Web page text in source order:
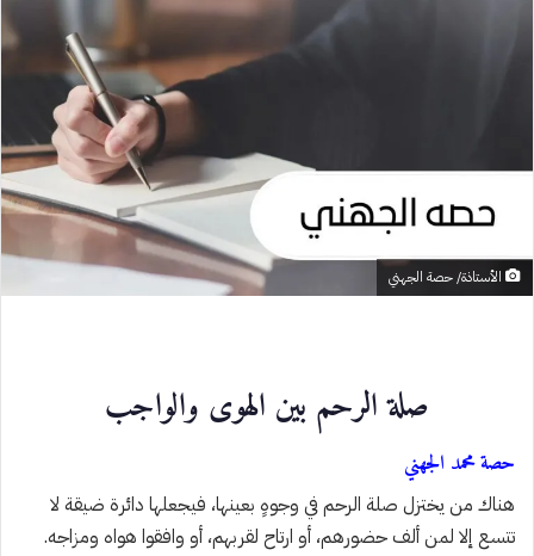
الأستاذة/ حصة الجهني
صلة الرحم بين الهوى والواجب
حصة محمد الجهني
هناك من يختزل صلة الرحم في وجوهٍ بعينها، فيجعلها دائرة ضيقة لا
تتسع إلا لمن ألف حضورهم، أو ارتاح لقربهم، أو وافقوا هواه ومزاجه.